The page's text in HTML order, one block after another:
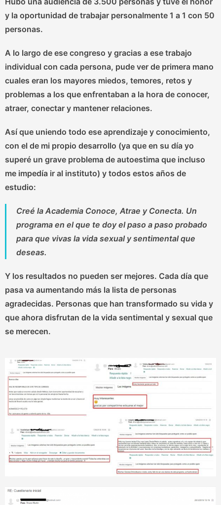
y la oportunidad de trabajar personalmente 1 a 1 con 50
personas.
A lo largo de ese congreso y gracias a ese trabajo
individual con cada persona, pude ver de primera mano
cuales eran los mayores miedos, temores, retos y
problemas a los que enfrentaban a la hora de conocer,
atraer, conectar y mantener relaciones.
Así que uniendo todo ese aprendizaje y conocimiento,
con el de mi propio desarrollo (ya que en su día yo
superé un grave problema de autoestima que incluso
me impedía ir al instituto) y todos estos años de
estudio:
Creé la Academia Conoce, Atrae y Conecta. Un
programa en el que te doy el paso a paso probado
para que vivas la vida sexual y sentimental que
deseas.
Y los resultados no pueden ser mejores. Cada día que
pasa va aumentando más la lista de personas
agradecidas. Personas que han transformado su vida y
que ahora disfrutan de la vida sentimental y sexual que
se merecen.